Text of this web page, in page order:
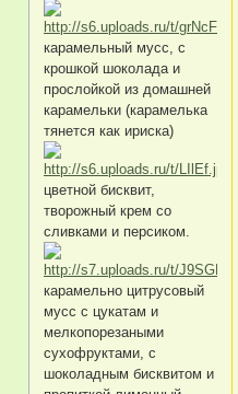
карамельный мусс, с
крошкой шоколада и
прослойкой из домашней
карамельки (карамелька
тянется как ириска)
цветной бисквит,
творожный крем со
сливками и персиком.
карамельно цитрусовый
мусс с цукатам и
мелкопорезаными
сухофруктами, с
шоколадным бисквитом и